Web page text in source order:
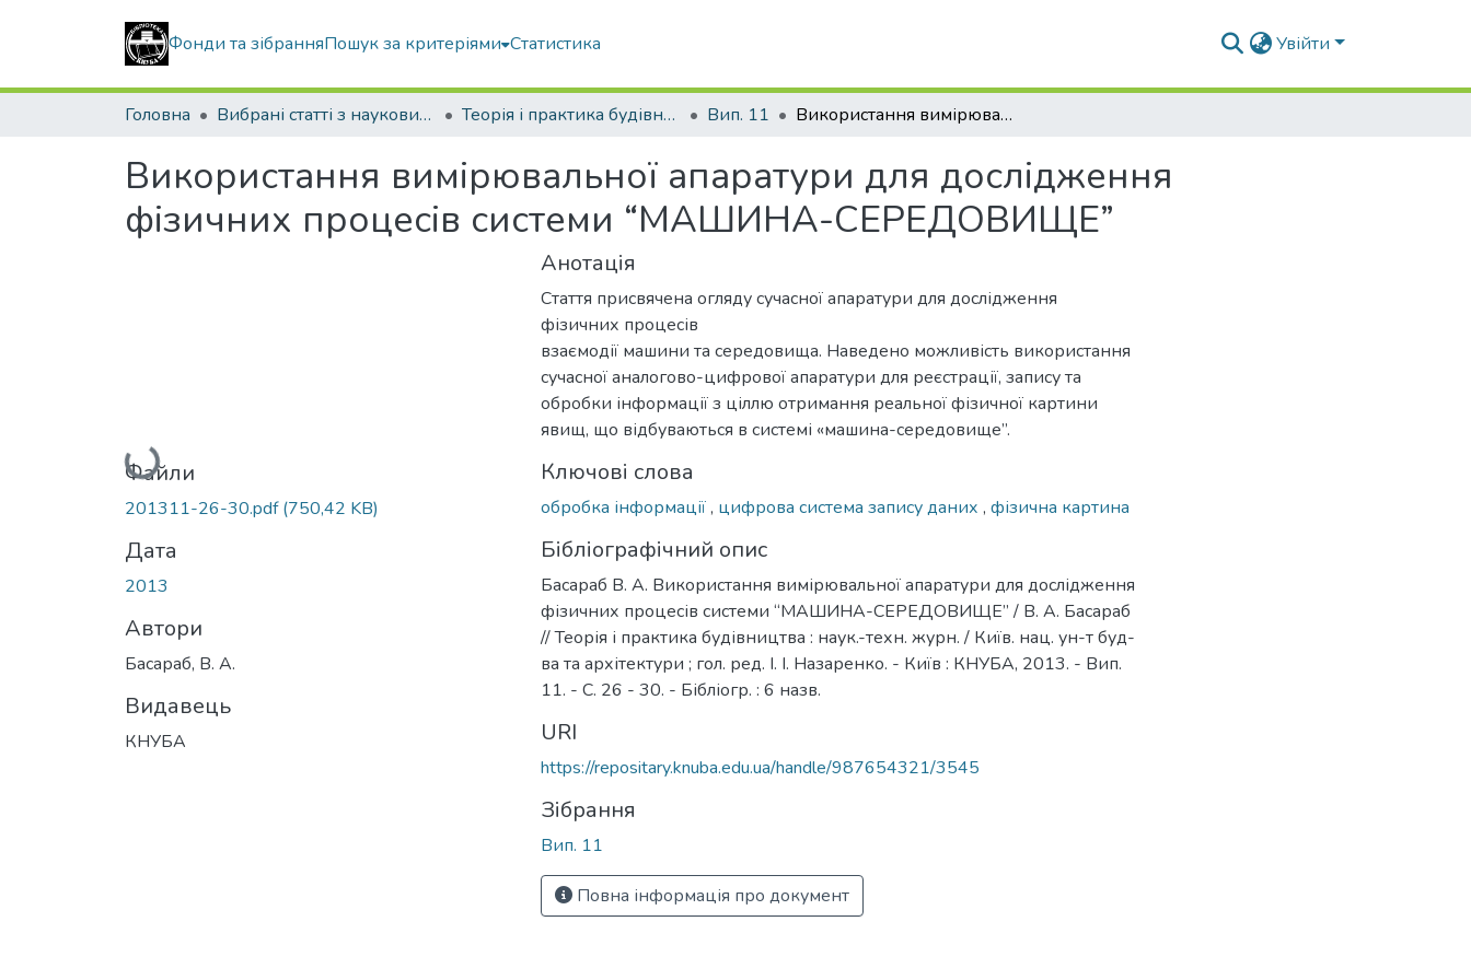
Фонди та зібранняПошук за критеріями Статистика Увійти
Головна Вибрані статті з наукових збірників КНУБА Теорія і практика будівництва Вип. 11 Використання вимірювальної апаратури для дослідження фізичних процесів системи “МАШИНА-СЕРЕДОВИЩЕ”
Використання вимірювальної апаратури для дослідження
фізичних процесів системи “МАШИНА-СЕРЕДОВИЩЕ”
Вантажиться...
Файли
201311-26-30.pdf(750,42 KB)
Дата
2013
Автори
Басараб, В. А.
Видавець
КНУБА
Анотація
Стаття присвячена огляду сучасної апаратури для дослідження
фізичних процесів
взаємодії машини та середовища. Наведено можливість використання
сучасної аналогово-цифрової апаратури для реєстрації, запису та
обробки інформації з ціллю отримання реальної фізичної картини
явищ, що відбуваються в системі «машина-середовище”.
Ключові слова
обробка інформації, цифрова система запису даних , фізична картина
Бібліографічний опис
Басараб В. А. Використання вимірювальної апаратури для дослідження
фізичних процесів системи “МАШИНА-СЕРЕДОВИЩЕ” / В. А. Басараб
// Теорія і практика будівництва : наук.-техн. журн. / Київ. нац. ун-т буд-
ва та архітектури ; гол. ред. І. І. Назаренко. - Київ : КНУБА, 2013. - Вип.
11. - С. 26 - 30. - Бібліогр. : 6 назв.
URI
https://repositary.knuba.edu.ua/handle/987654321/3545
Зібрання
Вип. 11
Повна інформація про документ